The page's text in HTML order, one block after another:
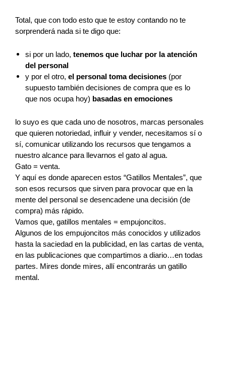
Total, que con todo esto que te estoy contando no te
sorprenderá nada si te digo que:
si por un lado, tenemos que luchar por la atención
del personal
y por el otro, el personal toma decisiones (por
supuesto también decisiones de compra que es lo
que nos ocupa hoy) basadas en emociones
lo suyo es que cada uno de nosotros, marcas personales
que quieren notoriedad, influir y vender, necesitamos sí o
sí, comunicar utilizando los recursos que tengamos a
nuestro alcance para llevarnos el gato al agua.
Gato = venta.
Y aquí es donde aparecen estos “Gatillos Mentales”, que
son esos recursos que sirven para provocar que en la
mente del personal se desencadene una decisión (de
compra) más rápido.
Vamos que, gatillos mentales = empujoncitos.
Algunos de los empujoncitos más conocidos y utilizados
hasta la saciedad en la publicidad, en las cartas de venta,
en las publicaciones que compartimos a diario…en todas
partes. Mires donde mires, allí encontrarás un gatillo
mental.